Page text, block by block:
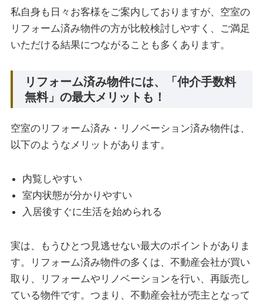
私自身も日々お客様をご案内しておりますが、空室の
リフォーム済み物件の方が比較検討しやすく、ご満足
いただける結果につながることも多くあります。
リフォーム済み物件には、「仲介手数料
無料」の最大メリットも！
空室のリフォーム済み・リノベーション済み物件は、
以下のようなメリットがあります。
内覧しやすい
室内状態が分かりやすい
入居後すぐに生活を始められる
実は、もうひとつ見逃せない最大のポイントがありま
す。リフォーム済み物件の多くは、不動産会社が買い
取り、リフォームやリノベーションを行い、再販売し
ている物件です。つまり、不動産会社が売主となって